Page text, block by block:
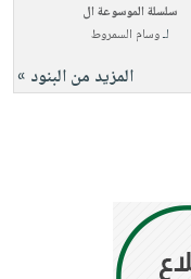
سلسلة الموسوعة ال
لـوسام السمروط
المزيد من البنود »